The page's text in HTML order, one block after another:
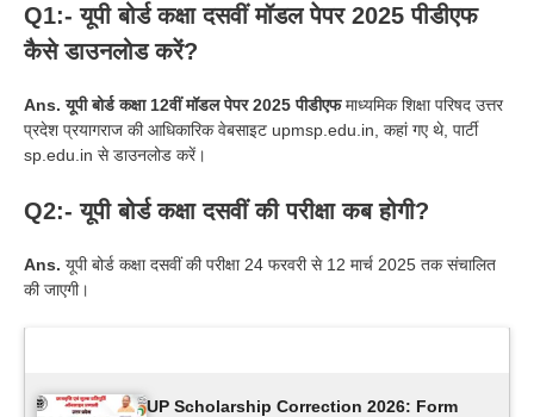
Q1:- यूपी बोर्ड कक्षा दसवीं मॉडल पेपर 2025 पीडीएफ
कैसे डाउनलोड करें?
Ans. यूपी बोर्ड कक्षा 12वीं मॉडल पेपर 2025 पीडीएफमाध्यमिक शिक्षा परिषद उत्तर
प्रदेश प्रयागराज की आधिकारिक वेबसाइट upmsp.edu.in, कहां गए थे, पार्टी
sp.edu.in से डाउनलोड करें।
Q2:- यूपी बोर्ड कक्षा दसवीं की परीक्षा कब होगी?
Ans. यूपी बोर्ड कक्षा दसवीं की परीक्षा 24 फरवरी से 12 मार्च 2025 तक संचालित
की जाएगी।
UP Scholarship Correction 2026: Form